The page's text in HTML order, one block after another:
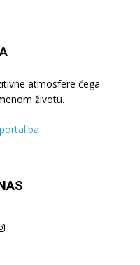
atmosfere čega
životu.